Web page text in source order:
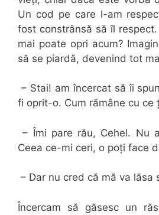
Un cod pe care l-am
fost constrânsă să îl
mai poate opri acum?
să se piardă, devenind tot
– Stai! am încercat să îi
fi oprit-o. Cum rămâne cu ce
– Îmi pare rău, Cehel. Nu
Ceea ce-mi ceri, o poți face
– Dar nu cred că mă va lăsa
Încercam să găsesc un